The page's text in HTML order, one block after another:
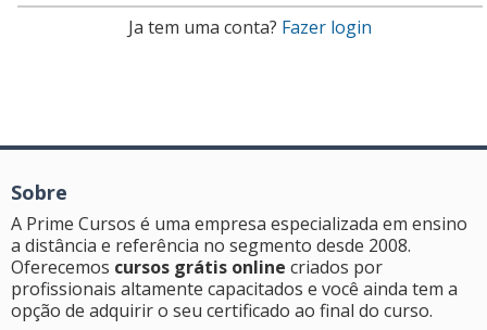
Ja tem uma conta? Fazer login
Sobre
A Prime Cursos é uma empresa especializada em ensino
a distância e referência no segmento desde 2008.
Oferecemos cursos grátis online criados por
profissionais altamente capacitados e você ainda tem a
opção de adquirir o seu certificado ao final do curso.